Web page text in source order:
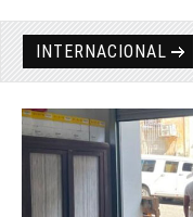
INTERNACIONAL